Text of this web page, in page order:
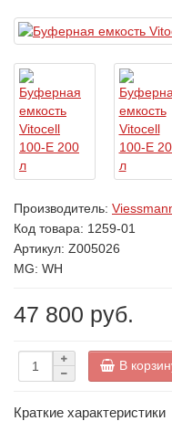
Производитель:
Код товара: 1259-01
Артикул: Z005026
MG: WH
47 800 руб.
В
Краткие характеристики